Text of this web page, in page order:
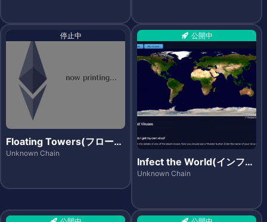
停止中
Floating Towers(フローテ
ィングタワーズ)
Unknown Chain
公開中
Infect the World(インフェ
クト・ザ・ワールド)
Unknown Chain